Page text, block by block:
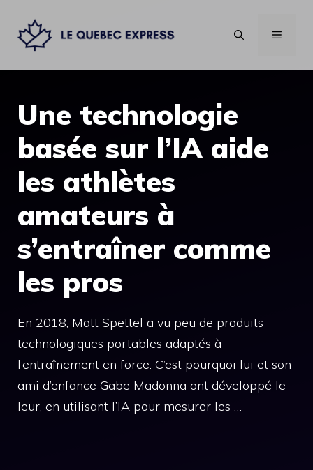
contenu
MENU
Une technologie
basée sur l’IA aide
les athlètes
amateurs à
s’entraîner comme
les pros
En 2018, Matt Spettel a vu peu de produits
technologiques portables adaptés à
l’entraînement en force. C’est pourquoi lui et son
ami d’enfance Gabe Madonna ont développé le
leur, en utilisant l’IA pour mesurer les …